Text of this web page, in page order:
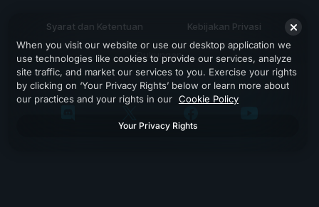
Syarat dan Ketentuan Kebijakan Privasi
Dukungan
When you visit our website or use our desktop application we
use technologies like cookies to provide our services, analyze
site traffic, and market our services to you. Exercise your rights
by clicking on ‘Your Privacy Rights’ below or learn more about
our practices and your rights in our Cookie Policy
Your Privacy Rights